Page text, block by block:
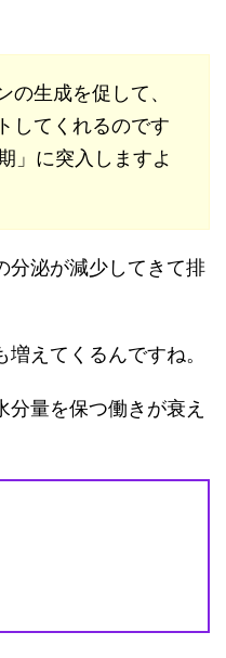
の生成を促して、
してくれるのです
」に突入しますよ
分泌が減少してきて排
えてくるんですね。
分量を保つ働きが衰え